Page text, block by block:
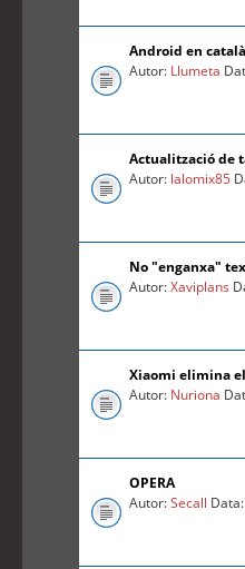
Android en
Autor: Llumeta
Actualització de
Autor: lalomix85
No "enganxa"
Autor:Xaviplans
Xiaomi elimina
Autor: Nuriona
OPERA
Autor:Secall